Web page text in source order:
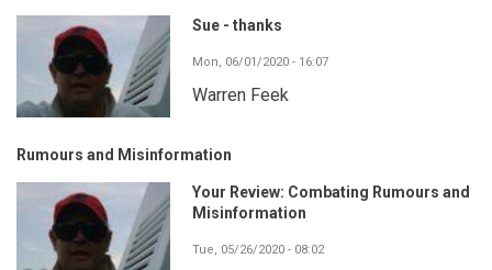
Sue - thanks
Mon, 06/01/2020 - 16:07
Warren Feek
Rumours and Misinformation
Your Review: Combating Rumours and
Misinformation
Tue, 05/26/2020 - 08:02